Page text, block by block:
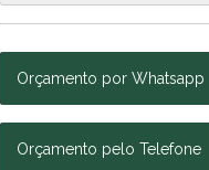
Orçamento por Whatsapp
Orçamento pelo Telefone